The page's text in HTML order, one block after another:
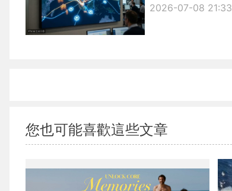
2026-07-08 21:33
您也可能喜歡這些文章